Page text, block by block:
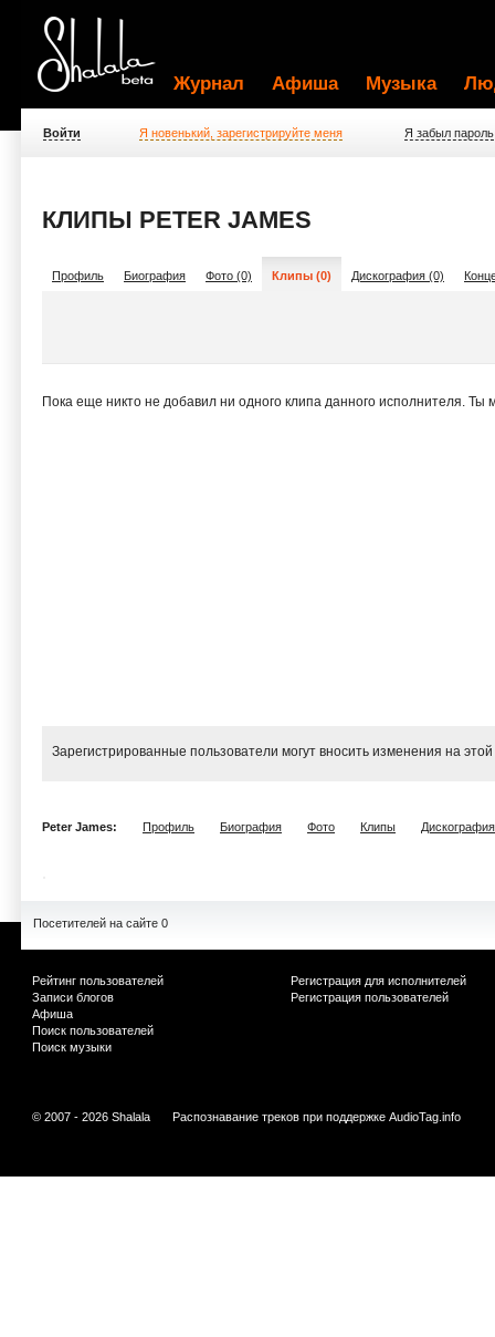
Журнал Афиша Музыка
Войти Я новенький, зарегистрируйте меня Я забыл пароль
КЛИПЫ PETER JAMES
Профиль Биография Фото (0) Клипы (0) Дискография (0)
Пока еще никто не добавил ни одного клипа данного исполнителя.
Зарегистрированные пользователи могут вносить изменения на
Peter James: Профиль Биография Фото Клипы Дискография
Посетителей на сайте 0
Рейтинг пользователей
Записи блогов
Афиша
Поиск пользователей
Поиск музыки
Регистрация для исполнителей
Регистрация пользователей
© 2007 - 2026 Shalala Распознавание треков при поддержке AudioTag.info